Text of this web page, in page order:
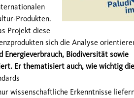
Produkten.
Projekt diese
sich die Analyse
Energieverbrauch, Biodiversität sowie
Er thematisiert auch, wie wichtig
wissenschaftliche Erkenntnisse